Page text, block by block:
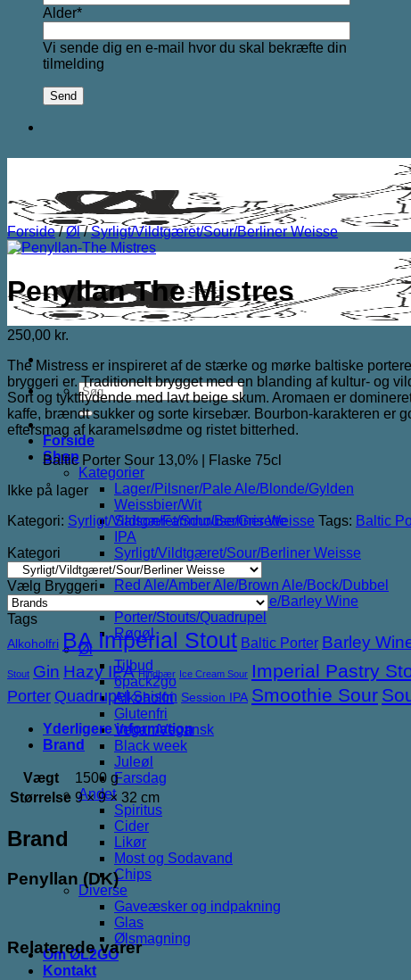
Alder*
Vi sende dig en e-mail hvor du skal bekræfte din
tilmelding
Søg
efter:
Forside
Shop
Kategorier
Lager/Pilsner/Pale Ale/Blonde/Gylden
Weissbier/Wit
Saison/Farmhouse/Grisette
IPA
Syrligt/Vildtgæret/Sour/Berliner Weisse
Mjød/Melomel/Braggot
Red Ale/Amber Ale/Brown Ale/Bock/Dubbel
Strong Ale/Dark Ale/Triple/Barley Wine
Porter/Stouts/Quadrupel
Røgøl
Øl
Tilbud
6pack2go
Alkoholfri
Glutenfri
Vegan/Vegansk
Black week
Juleøl
Farsdag
Andet
Spiritus
Cider
Likør
Most og Sodavand
Chips
Diverse
Gaveæsker og indpakning
Glas
Ølsmagning
Om ØL2GO
Kontakt
Forside / Øl / Syrligt/Vildtgæret/Sour/Berliner Weisse
Penyllan The Mistres
250,00 kr.
The Mistress er inspireret af de stærke og mørke baltiske
bryggeri er. Traditionelt brygget med en blanding af kultur- og
Sort og tyktflydende med lavt beige skum. Aromaen er
kaffe, brændt sukker og sorte kirsebær. Bourbon-karakteren er
eftersmag af karamelsødme og ristet bitterhed.
Baltic Porter Sour 13,0% | Flaske 75cl
Ikke på lager
Kategori: Syrligt/Vildtgæret/Sour/Berliner Weisse Tags: Baltic
Kategori
Vælg Bryggeri
Tags
Alkoholfri BA Imperial Stout Baltic Porter Barley
Stout Gin Hazy IPA Hindbær Ice Cream Sour Imperial Pastry
Porter Quadrupel Saison Session IPA Smoothie Sour
Yderligere information
Brand
Vægt
1500 g
Størrelse 9 × 9 × 32 cm
Brand
Penyllan (DK)
Relaterede varer